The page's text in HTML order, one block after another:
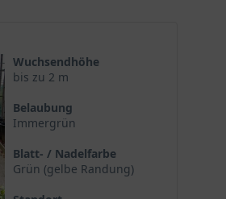
Wuchsendhöhe
bis zu 2 m
Belaubung
Immergrün
Blatt- / Nadelfarbe
Grün (gelbe Randung)